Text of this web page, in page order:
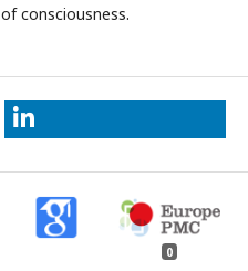
consciousness.
0